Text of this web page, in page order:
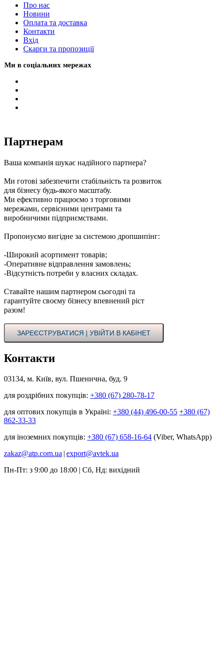
Про нас
Новини
Оплата та доставка
Контакти
Вхiд
Скарги та пропозиції
Ми в соціальних мережах
Партнерам
Ваша компанія шукає надійного партнера?
Ми готові забезпечити стабільність та розвиток
для бізнесу будь-якого масштабу.
Ми ефективно працюємо з торговими
мережами, сервісними центрами та
виробничими підприємствами.
Пропонуємо вигідне за системою дропшипінг:
-Широкий асортимент товарів;
-Оперативне відправлення замовлень;
-Відсутність потреби у власних складах.
Ставайте нашим партнером сьогодні та
гарантуйте своєму бізнесу впевнений ріст
разом!
ЗАРЕЄСТРУВАТИСЯ | УВІЙТИ В КАБІНЕТ
Контакти
03134, м. Київ, вул. Пшенична, буд. 9
для роздрібних покупців: +380 (67) 280-78-17
для оптових покупців в Україні: +380 (44) 496-00-55 +380 (67)
862-33-33
для іноземних покупців: +380 (67) 658-16-64 (Viber, WhatsApp)
zakaz@atp.com.ua | export@avtek.ua
Пн-Пт: з 9:00 до 18:00 | Сб, Нд: вихідний